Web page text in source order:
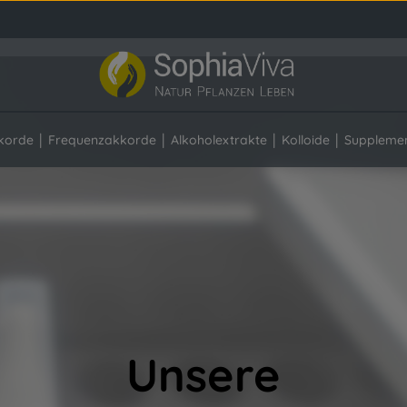
Frequenzakkorde Alkoholextrakte Kolloide
Unsere